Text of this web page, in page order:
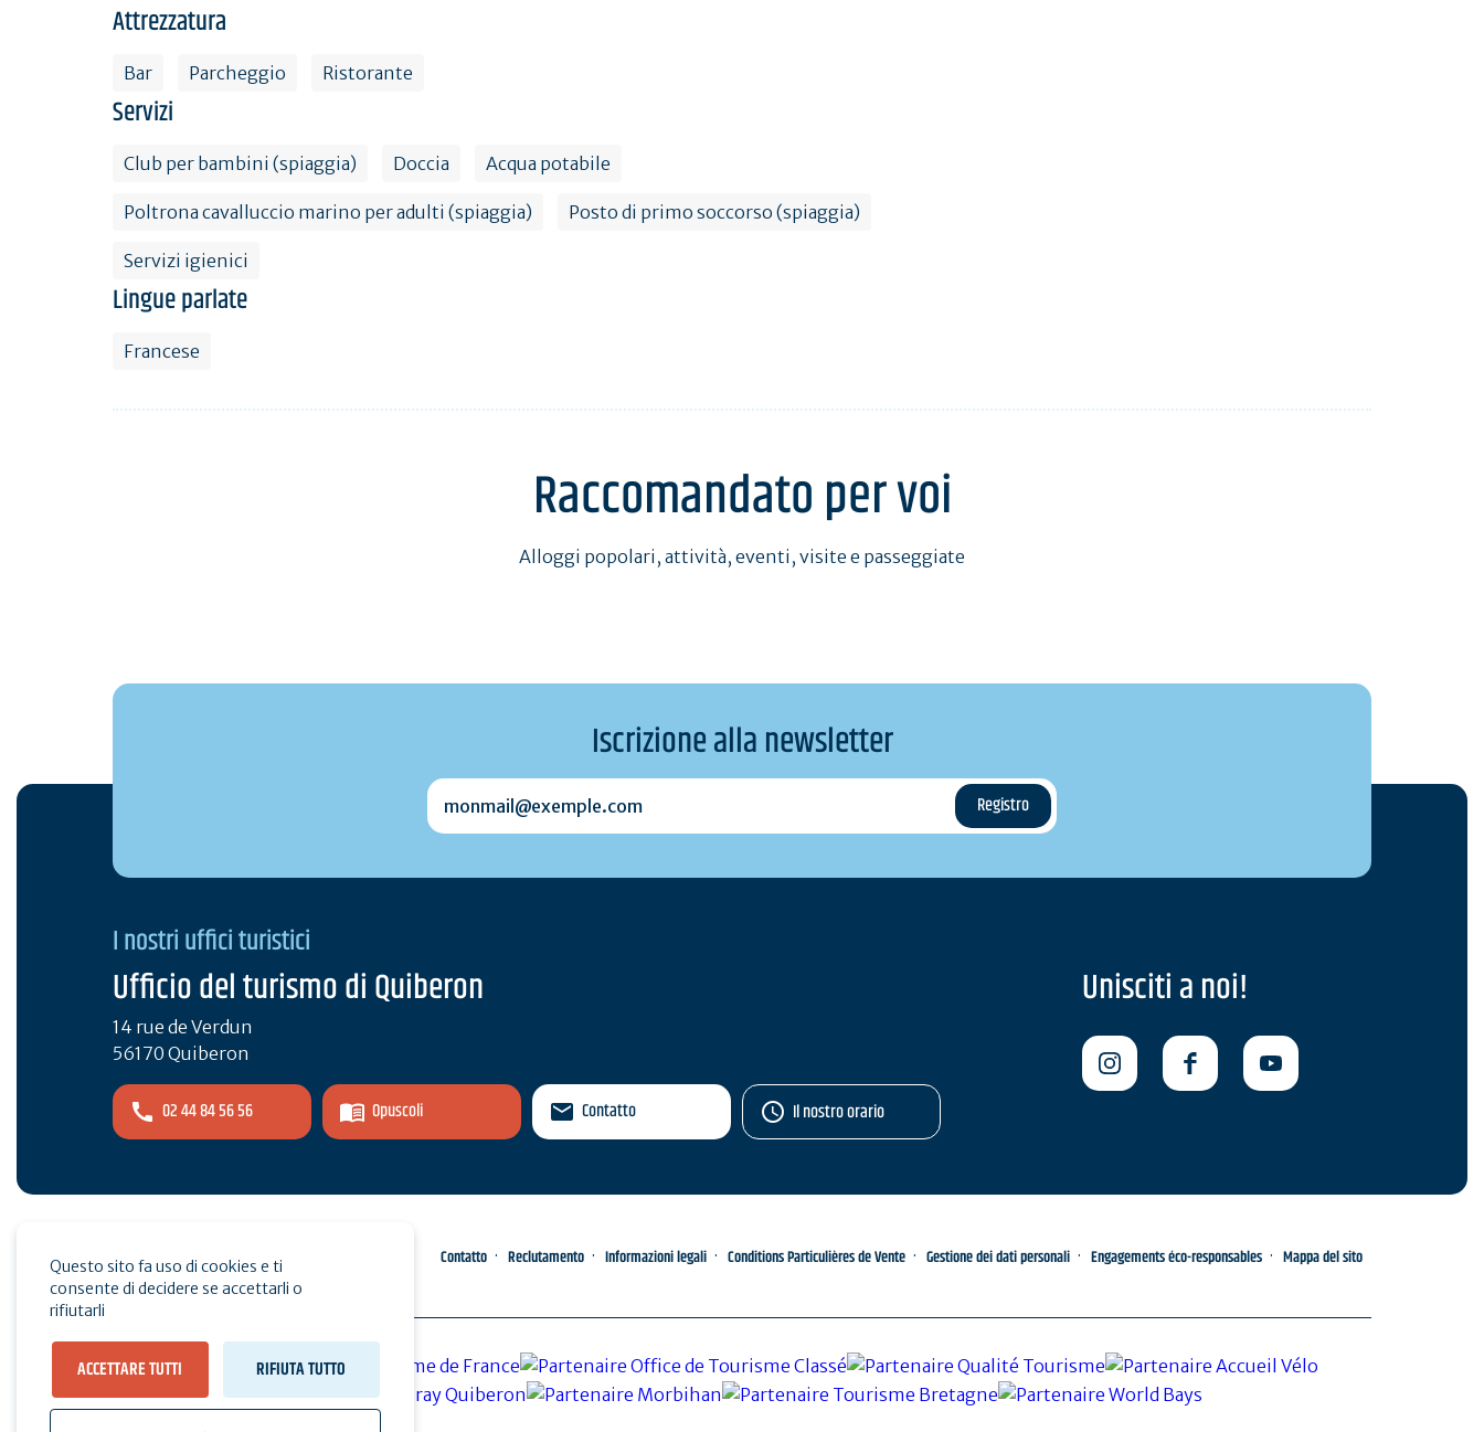
Attrezzatura
Bar Parcheggio Ristorante
Servizi
Club per bambini (spiaggia) Doccia Acqua potabile
Poltrona cavalluccio marino per adulti (spiaggia) Posto di primo soccorso (spiaggia)
Servizi igienici
Lingue parlate
Francese
Raccomandato per voi
Alloggi popolari, attività, eventi, visite e passeggiate
Iscrizione alla newsletter
monmail@exemple.com
I nostri uffici turistici
Ufficio del turismo di Quiberon
14 rue de Verdun
56170 Quiberon
02 44 84 56 56 Opuscoli Contatto Il nostro orario
Unisciti a noi!
Spazio pro Stampa Contatto Reclutamento Informazioni legali Conditions Particulières de Vente Gestione dei dati personali Engagements éco-responsables Mappa del sito
Questo sito fa uso di cookies e ti
consente di decidere se accettarli o
rifiutarli
ACCETTARE TUTTI RIFIUTA TUTTO